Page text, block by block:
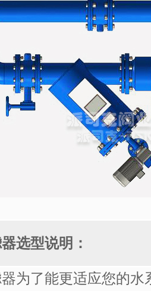
选型说明：
为了能更适应您的